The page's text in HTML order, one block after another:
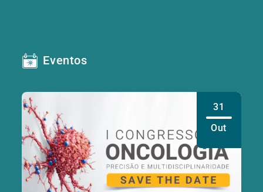
Eventos
31
Out